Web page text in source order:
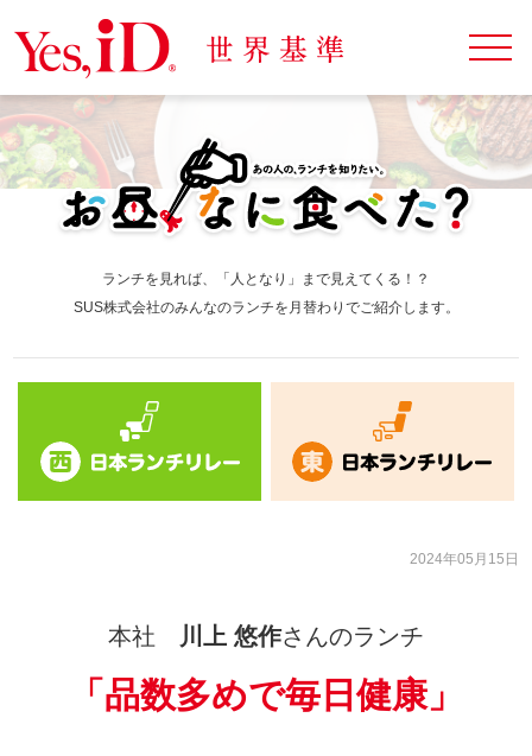
ランチを見れば、「人となり」まで見えてくる！？
SUS株式会社のみんなのランチを月替わりでご紹介します。
2024年05月15日
本社 川上 悠作さんのランチ
「 品数多めで毎日健康 」